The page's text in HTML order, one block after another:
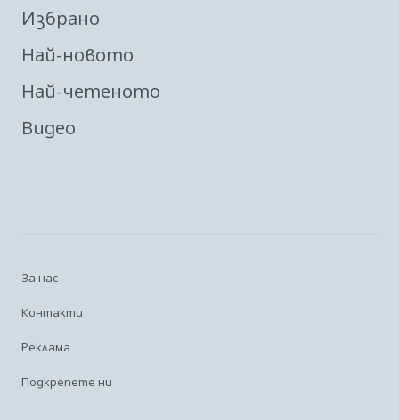
Избрано
Най-новото
Най-четеното
Видео
За нас
Контакти
Реклама
Подкрепете ни